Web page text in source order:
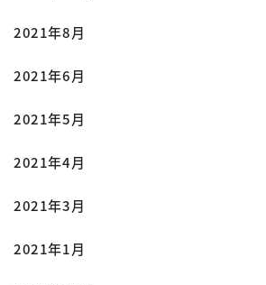
2021年8月
2021年6月
2021年5月
2021年4月
2021年3月
2021年1月